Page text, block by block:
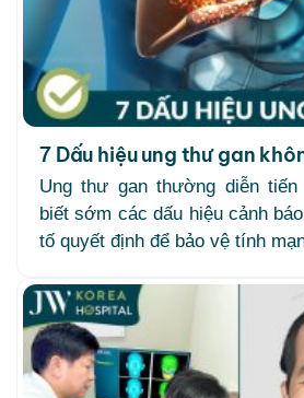
7 Dấu hiệu ung thư gan
Ung thư gan thường diễn tiến
biết sớm các dấu hiệu cảnh
tố quyết định để bảo vệ tính